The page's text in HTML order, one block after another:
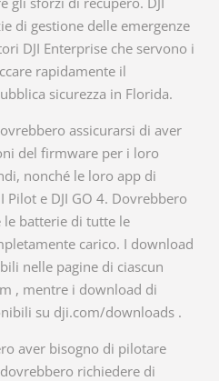
di gestione delle emergenze
DJI Enterprise che servono i
rapidamente il
sicurezza in Florida.
assicurarsi di aver
del firmware per i loro
nonché le loro app di
e DJI GO 4. Dovrebbero
le batterie di tutte le
carico. I download
nelle pagine di ciascun
, mentre i download di
su dji.com/downloads .
aver bisogno di pilotare
richiedere di